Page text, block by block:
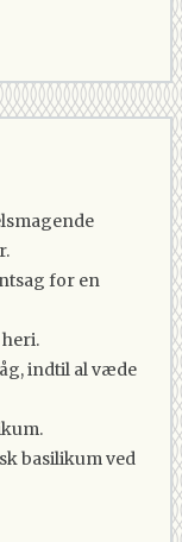
for en
indtil al væde
basilikum ved